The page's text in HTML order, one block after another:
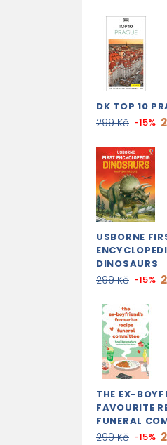
DK TOP 10
299 Kč -15%
USBORNE
DINOSAURS
299 Kč -15%
THE EX-
FAVOURITE
FUNERAL
299 Kč -15%